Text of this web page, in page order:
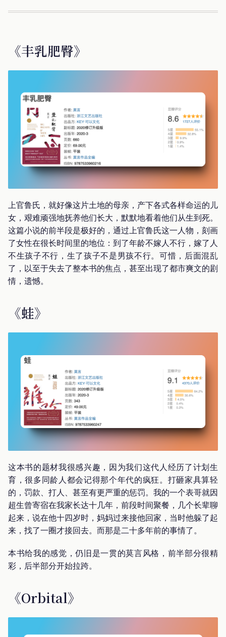
《丰乳肥臀》
上官鲁氏，就好像这片土地的母亲，产下各式各样命运的儿
女，艰难顽强地抚养他们长大，默默地看着他们从生到死。
这篇小说的前半段是极好的，通过上官鲁氏这一人物，刻画
了女性在很长时间里的地位：到了年龄不嫁人不行，嫁了人
不生孩子不行，生了孩子不是男孩不行。可惜，后面混乱
了，以至于失去了整本书的焦点，甚至出现了都市爽文的剧
情，遗憾。
《蛙》
这本书的题材我很感兴趣，因为我们这代人经历了计划生
育，很多同龄人都会记得那个年代的疯狂。打砸家具算轻
的，罚款、打人、甚至有更严重的惩罚。我的一个表哥就因
超生曾寄宿在我家长达十几年，前段时间聚餐，几个长辈聊
起来，说在他十四岁时，妈妈过来接他回家，当时他躲了起
来，找了一圈才接回去。而那是二十多年前的事情了。
本书给我的感觉，仍旧是一贯的莫言风格，前半部分很精
彩，后半部分开始拉跨。
《Orbital》